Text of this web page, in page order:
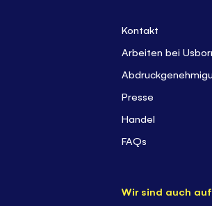
Kontakt
Arbeiten bei
Presse
Handel
FAQs
Wir sind auch auf